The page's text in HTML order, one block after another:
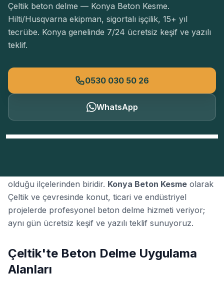
Çeltik beton delme — Konya Beton Kesme.
Hilti/Husqvarna ekipman, sigortalı işçilik, 15+ yıl
tecrübe. Konya genelinde 7/24 ücretsiz keşif ve yazılı
teklif.
0530 030 50 26
WhatsApp
olduğu ilçelerinden biridir. Konya Beton Kesme olarak
Çeltik ve çevresinde konut, ticari ve endüstriyel
projelerde profesyonel beton delme hizmeti veriyor;
aynı gün ücretsiz keşif ve yazılı teklif sunuyoruz.
Çeltik'te Beton Delme Uygulama
Alanları